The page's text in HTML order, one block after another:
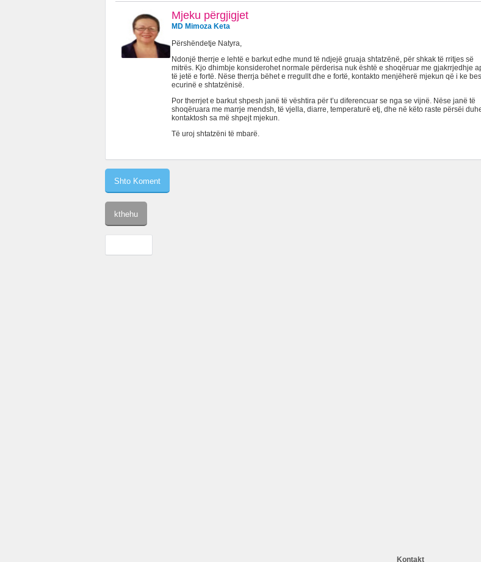
Mjeku përgjigjet
MD Mimoza Keta
Përshëndetje Natyra,
Ndonjë therrje e lehtë e barkut edhe mund të ndjejë gruaja shtatzënë, për shkak të rritjes së
mitrës. Kjo dhimbje konsiderohet normale përderisa nuk është e shoqëruar me gjakrrjedhje
të jetë e fortë. Nëse therrja bëhet e rregullt dhe e fortë, kontakto menjëherë mjekun që i ke
ecurinë e shtatzënisë.
Por therrjet e barkut shpesh janë të vështira për t’u diferencuar se nga se vijnë. Nëse janë të
shoqëruara me marrje mendsh, të vjella, diarre, temperaturë etj, dhe në këto raste përsëi
kontaktosh sa më shpejt mjekun.
Të uroj shtatzëni të mbarë.
Kontakt